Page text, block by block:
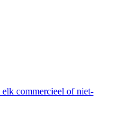
commercieel of niet-